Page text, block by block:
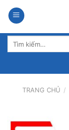
qua
nội
dung
Tìm
TRANG CHỦ /